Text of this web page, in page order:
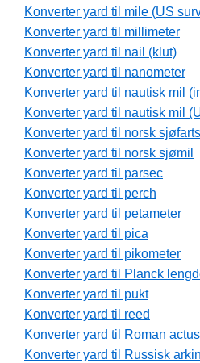
Konverter yard til mile (US
Konverter yard til millimeter
Konverter yard til nail (klut)
Konverter yard til nanometer
Konverter yard til nautisk mil
Konverter yard til nautisk mil
Konverter yard til norsk
Konverter yard til norsk sjømil
Konverter yard til parsec
Konverter yard til perch
Konverter yard til petameter
Konverter yard til pica
Konverter yard til pikometer
Konverter yard til Planck
Konverter yard til pukt
Konverter yard til reed
Konverter yard til Roman actus
Konverter yard til Russisk arkin